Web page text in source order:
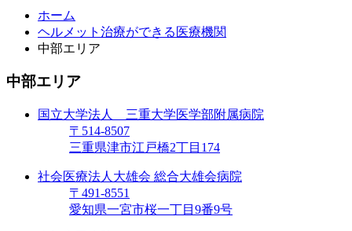
ホーム
ヘルメット治療ができる医療機関
中部エリア
中部エリア
国立大学法人 三重大学医学部附属病院
〒514-8507
三重県津市江戸橋2丁目174
社会医療法人大雄会 総合大雄会病院
〒491-8551
愛知県一宮市桜一丁目9番9号